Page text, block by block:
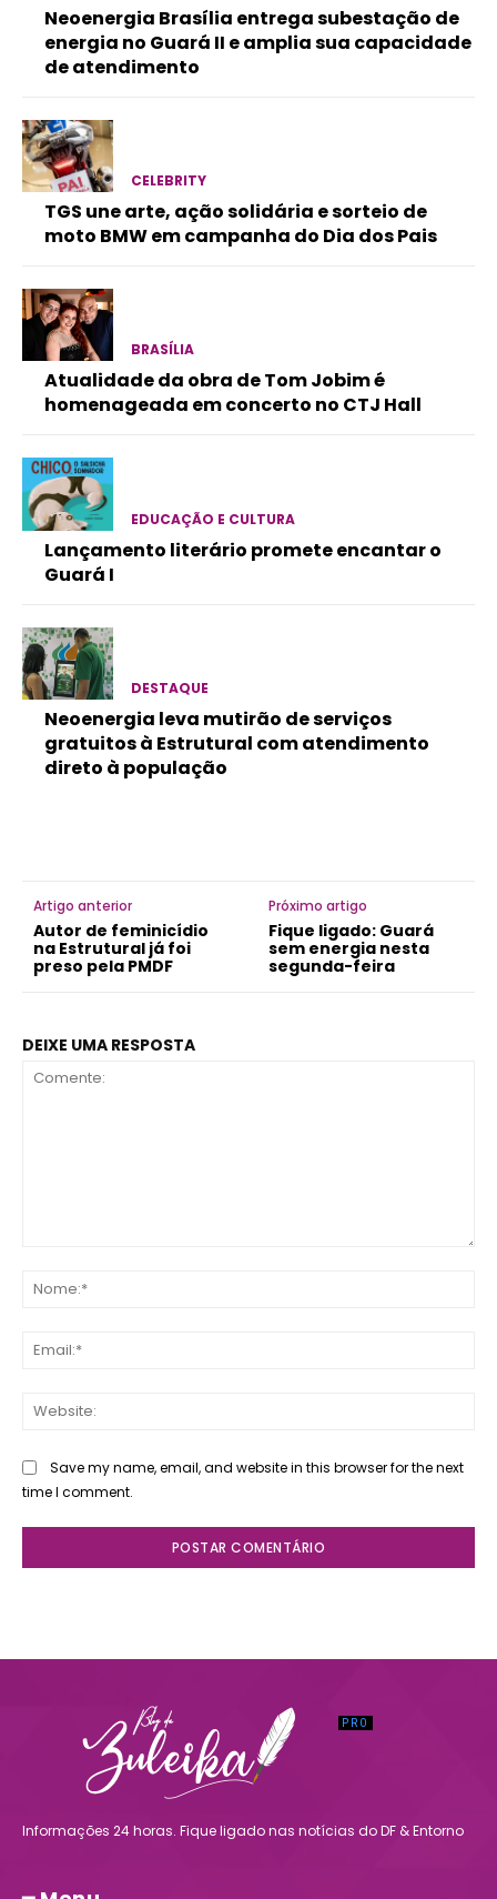
Neoenergia Brasília entrega subestação de
energia no Guará II e amplia sua capacidade
de atendimento
CELEBRITY
TGS une arte, ação solidária e sorteio de
moto BMW em campanha do Dia dos Pais
BRASÍLIA
Atualidade da obra de Tom Jobim é
homenageada em concerto no CTJ Hall
EDUCAÇÃO E CULTURA
Lançamento literário promete encantar o
Guará I
DESTAQUE
Neoenergia leva mutirão de serviços
gratuitos à Estrutural com atendimento
direto à população
Artigo anterior
Autor de feminicídio
na Estrutural já foi
preso pela PMDF
Próximo artigo
Fique ligado: Guará
sem energia nesta
segunda-feira
DEIXE UMA RESPOSTA
Save my name, email, and website in this browser for the next
time I comment.
Informações 24 horas. Fique ligado nas notícias do DF & Entorno